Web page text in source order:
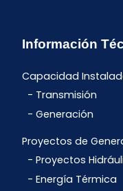
Información
Capacidad
Transmisión
Generación
Proyectos de
Proyectos
Energía Térmica